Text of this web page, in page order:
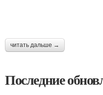
читать дальше →
Последние